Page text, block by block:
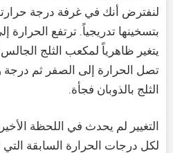
يتغير ظاهرياً لمكعب الثلج
تصل الحرارة إلى الصفر ثم درجة
الثلج بالذوبان فجأة.
التغيير لم يحدث في اللحظة
لكل درجات الحرارة السابقة